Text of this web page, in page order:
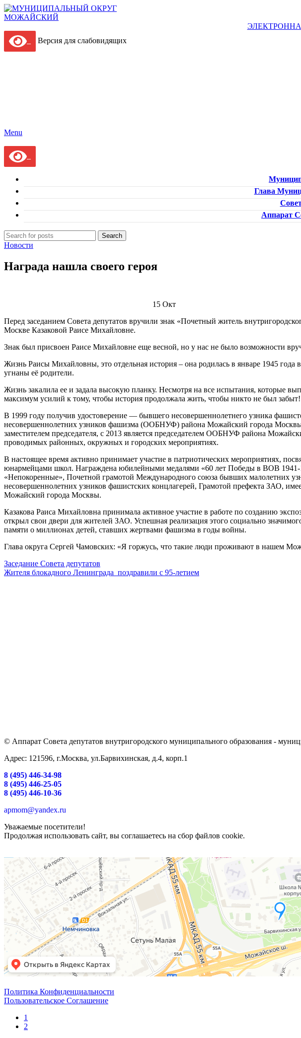
Версия для слабовидящих
Menu
Глава
Аппарат
Search
Новости
Награда нашла своего героя
15 Окт
Перед заседанием Совета депутатов вручили знак «Почетный житель
Москве Казаковой Раисе Михайловне.
Знак был присвоен Раисе Михайловне еще весной, но у нас не было возможности
Жизнь Раисы Михайловны, это отдельная история – она родилась в январе 1945
угнаны её родители.
Жизнь закалила ее и задала высокую планку. Несмотря на все испытания, которые
максимум усилий к тому, чтобы история продолжала жить, чтобы никто не был
В 1999 году получив удостоверение — бывшего несовершеннолетнего узника
несовершеннолетних узников фашизма (ООБНУФ) района Можайский города
заместителем председателя, с 2013 является председателем ООБНУФ района
проводимых районных, окружных и городских мероприятиях.
В настоящее время активно принимает участие в патриотических мероприятиях,
юнармейцами школ. Награждена юбилейными медалями «60 лет Победы в ВОВ
«Непокоренные», Почетной грамотой Международного союза бывших малолетних
несовершеннолетних узников фашистских концлагерей, Грамотой префекта ЗАО,
Можайский города Москвы.
Казакова Раиса Михайловна принимала активное участие в работе по созданию
открыл свои двери для жителей ЗАО. Успешная реализация этого социально
памяти о миллионах детей, ставших жертвами фашизма в годы войны.
Глава округа Сергей Чамовских: «Я горжусь, что такие люди проживают в нашем
Заседание Совета депутатов
Жителя блокадного Ленинграда поздравили с 95-летием
© Аппарат Совета депутатов внутригородского муниципального образования -
Адрес: 121596, г.Москва, ул.Барвихинская, д.4, корп.1
8 (495) 446-34-98
8 (495) 446-25-05
8 (495) 446-10-36
apmom@yandex.ru
Уважаемые посетители!
Продолжая использовать сайт, вы соглашаетесь на сбор файлов cookie.
Политика Конфиденциальности
Пользовательское Соглашение
1
2